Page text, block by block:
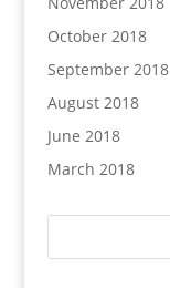
October 2018
September 2018
August 2018
June 2018
March 2018